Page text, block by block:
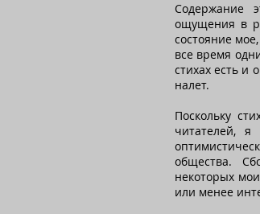
Содержание
ощущения в
состояние
все время
стихах есть и
налет.
Поскольку
читателей,
общества.
некоторых
или менее